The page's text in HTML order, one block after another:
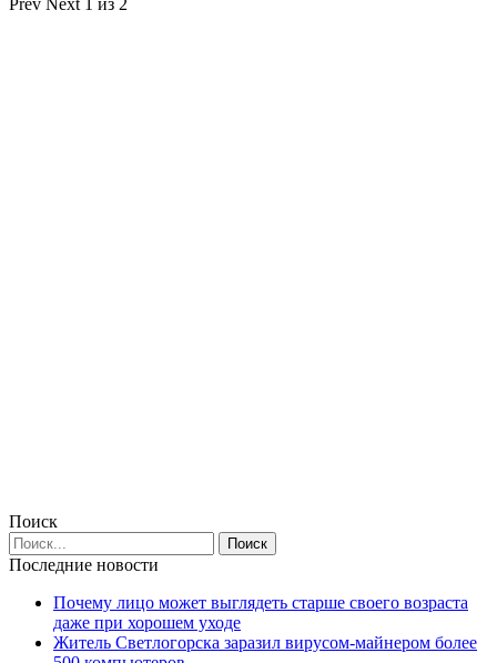
Поиск
Последние новости
Почему лицо может выглядеть старше своего возраста
даже при хорошем уходе
Житель Светлогорска заразил вирусом-майнером более